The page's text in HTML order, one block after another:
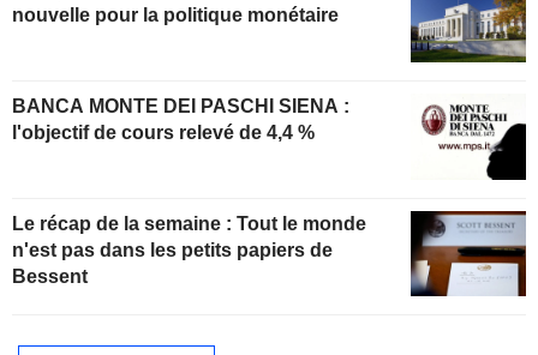
nouvelle pour la politique monétaire
BANCA MONTE DEI PASCHI SIENA :
l'objectif de cours relevé de 4,4 %
Le récap de la semaine : Tout le monde
n'est pas dans les petits papiers de
Bessent